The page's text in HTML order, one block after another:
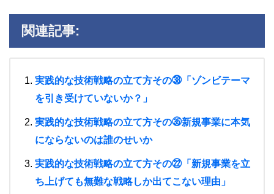
関連記事:
実践的な技術戦略の立て方その㊳「ゾンビテーマ
を引き受けていないか？」
実践的な技術戦略の立て方その㉟新規事業に本気
にならないのは誰のせいか
実践的な技術戦略の立て方その㉒「新規事業を立
ち上げても無難な戦略しか出てこない理由」